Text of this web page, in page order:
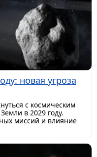
новая угроза
с космическим
в 2029 году.
миссий и влияние